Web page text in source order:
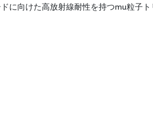
に向けた高放射線耐性を持つmu粒子ト